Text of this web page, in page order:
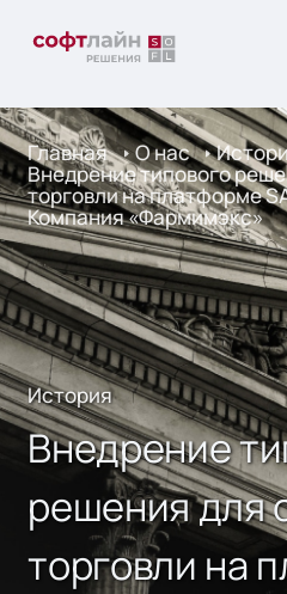
Главная О нас
Внедрение типового
торговли на платформе
Компания «Фармимэкс»
История
Внедрение
решения для
торговли на